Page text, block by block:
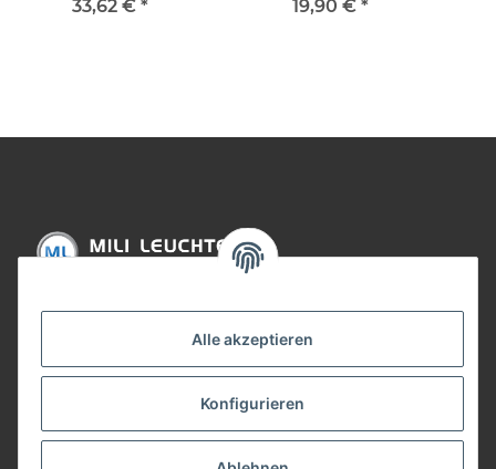
Alle akzeptieren
Konfigurieren
TecLED II 1x6,5W
33,62 € *
Weiß/Chrom 230V Metall
19,90 € *
Gesetzliche Informationen
Bezahlung